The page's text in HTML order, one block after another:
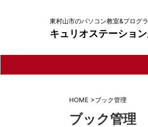
東村山市のパソコン教室&プログ
キュリオステーショ
HOME >ブック管理
ブック管理